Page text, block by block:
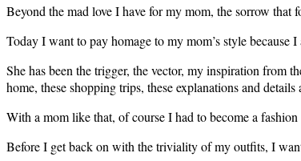
Beyond the mad love I have for my mom, the sorrow
Today I want to pay homage to my mom’s style
She has been the trigger, the vector, my inspiration from
home, these shopping trips, these explanations and
With a mom like that, of course I had to become a fashion
Before I get back on with the triviality of my outfits, I